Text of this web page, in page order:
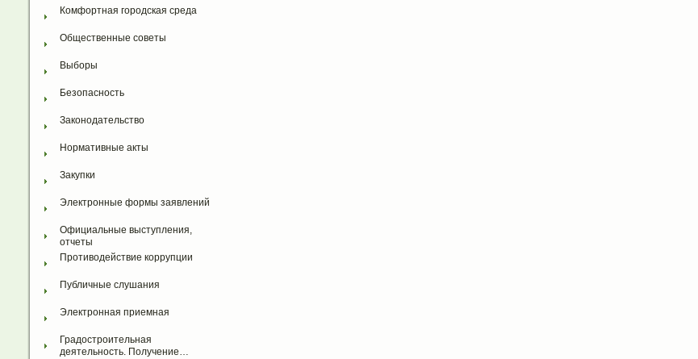
Комфортная городская среда
Общественные советы
Выборы
Безопасность
Законодательство
Нормативные акты
Закупки
Электронные формы заявлений
Официальные выступления,
отчеты
Противодействие коррупции
Публичные слушания
Электронная приемная
Градостроительная
деятельность. Получение…